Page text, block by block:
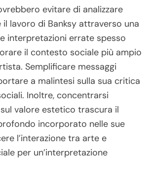
di Banksy implica
temi, le tecniche e l’interazione
sulla critica sociale
sua arte, che spesso sfida le
sociali. Partecipa a mostre in
di strada per vivere il suo
Partecipa a discussioni o
interpretazioni e intuizioni,
apprezzamento del suo
segui i suoi social media per
nuovi progetti e collaborazioni.
dovrebbero evitare gli